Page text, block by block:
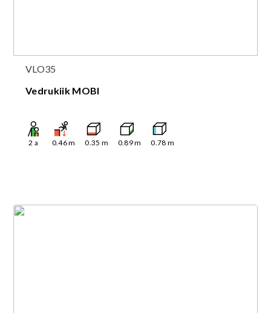
VLO35
Vedrukiik MOBI
2 a 0.46m 0.35 m 0.89m 0.78 m